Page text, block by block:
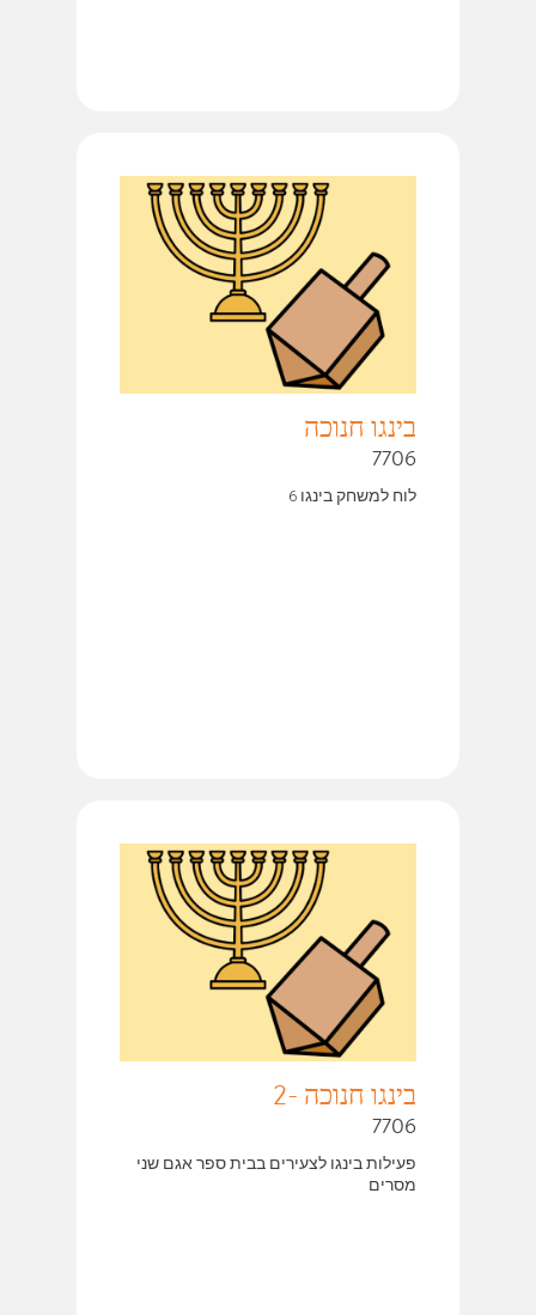
בינגו חנוכה
7706
לוח למשחק בינגו 6
בינגו חנוכה -2
7706
פעילות בינגו לצעירים בבית ספר אגם שני
מסרים